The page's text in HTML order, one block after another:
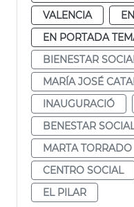
VALENCIA
EN PORTADA
BIENESTAR
MARÍA JOSÉ
INAUGURACIÓ
BENESTAR
MARTA TORRADO
CENTRO SOCIAL
EL PILAR